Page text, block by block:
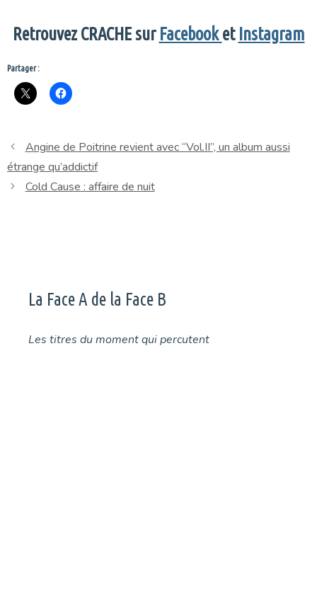
Retrouvez CRACHE sur Facebooket Instagram
Partager :
Angine de Poitrine revient avec “Vol.II”, un album aussi
étrange qu’addictif
Cold Cause : affaire de nuit
La Face A de la Face B
Les titres du moment qui percutent